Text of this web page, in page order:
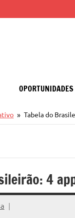
OPORTUNIDADES
Tabela do
4